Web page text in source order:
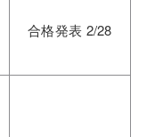
合格発表 2/28